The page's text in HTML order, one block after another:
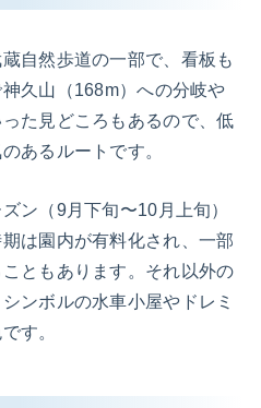
自然歩道の一部で、看板も
久山（168m）への分岐や
た見どころもあるので、低
あるルートです。
ン（9月下旬〜10月上旬）
は園内が有料化され、一部
ともあります。それ以外の
ンボルの水車小屋やドレミ
す。